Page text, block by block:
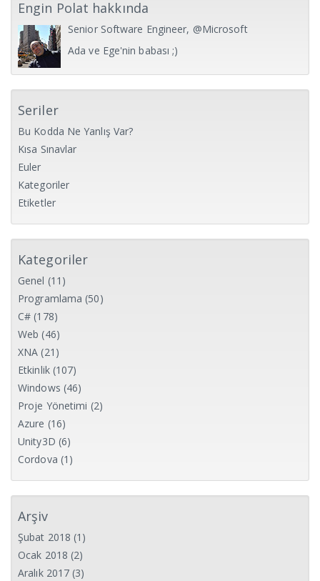
Engin Polat hakkında
Senior Software Engineer, @Microsoft
Ada ve Ege'nin babası ;)
Seriler
Bu Kodda Ne Yanlış Var?
Kısa Sınavlar
Euler
Kategoriler
Etiketler
Kategoriler
Genel (11)
Programlama (50)
C# (178)
Web (46)
XNA (21)
Etkinlik (107)
Windows (46)
Proje Yönetimi (2)
Azure (16)
Unity3D (6)
Cordova (1)
Arşiv
Şubat 2018 (1)
Ocak 2018 (2)
Aralık 2017 (3)